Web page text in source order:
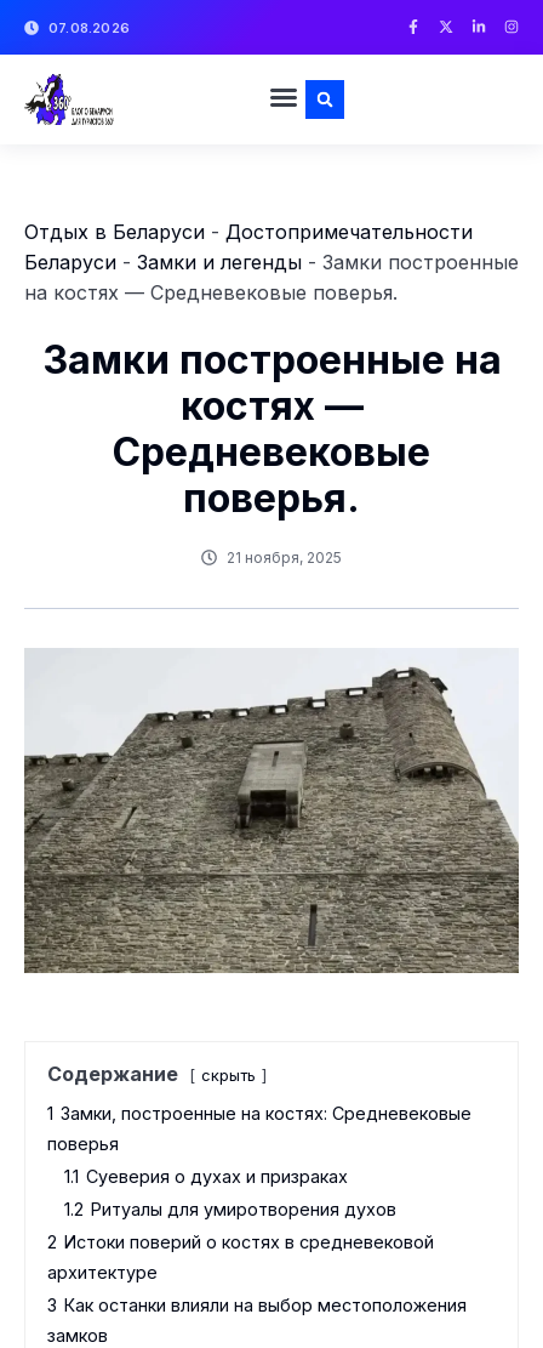
07.08.2026
Отдых в Беларуси - Достопримечательности
Беларуси - Замки и легенды - Замки построенные
на костях — Средневековые поверья.
Замки построенные на
костях —
Средневековые
поверья.
21 ноября, 2025
Содержание скрыть
1 Замки, построенные на костях: Средневековые
поверья
1.1 Суеверия о духах и призраках
1.2 Ритуалы для умиротворения духов
2 Истоки поверий о костях в средневековой
архитектуре
3 Как останки влияли на выбор местоположения
замков